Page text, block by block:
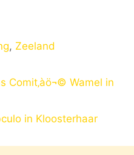
, Zeeland
Comit‚àö¬© Wamel in
in Kloosterhaar